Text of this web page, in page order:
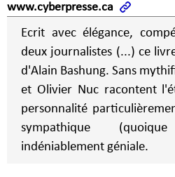
www.cyberpresse.ca
Ecrit avec élégance,
deux journalistes (...) ce
d'Alain Bashung. Sans
et Olivier Nuc racontent
personnalité
sympathique
indéniablement géniale.